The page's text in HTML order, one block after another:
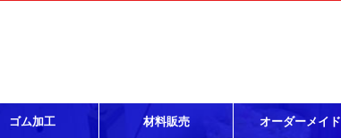
ゴム加工 材料販売 オーダーメイド